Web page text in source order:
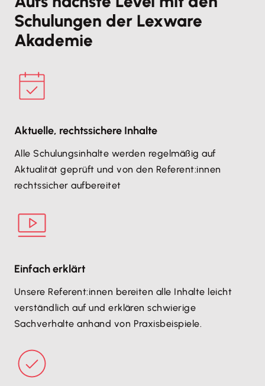
Schulungen der Lexware
Akademie
Aktuelle, rechtssichere Inhalte
Alle Schulungsinhalte werden regelmäßig auf
Aktualität geprüft und von den Referent:innen
rechtssicher aufbereitet
Einfach erklärt
Unsere Referent:innen bereiten alle Inhalte leicht
verständlich auf und erklären schwierige
Sachverhalte anhand von Praxisbeispiele.